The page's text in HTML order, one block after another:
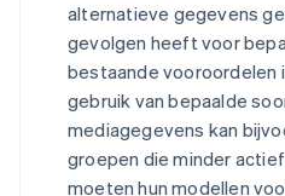
alternatieve gegevens
gevolgen heeft voor
bestaande vooroordelen
gebruik van bepaalde
mediagegevens kan
groepen die minder
moeten hun modellen